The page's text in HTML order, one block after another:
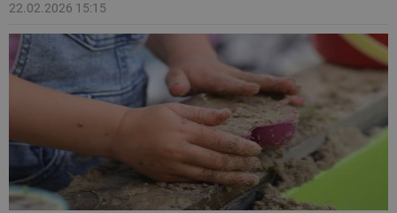
22.02.2026 15:15